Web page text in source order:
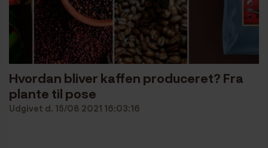
Hvordan bliver kaffen produceret? Fra
plante til pose
Udgivet d. 15/08 2021 16:03:16